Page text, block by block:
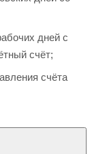
дней с
счёт;
счёта